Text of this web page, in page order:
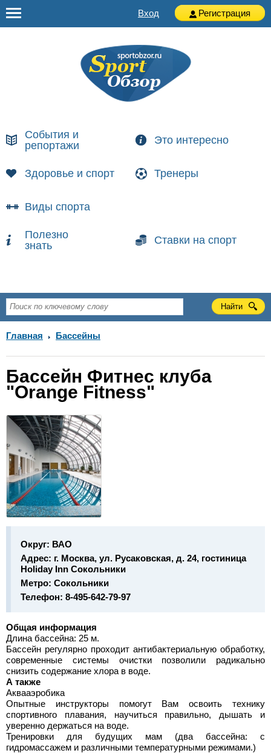
Вход Регистрация
События и
репортажи
Это интересно
Здоровье и спорт Тренеры
Виды спорта
Полезно
знать
Ставки на спорт
Главная Бассейны
Бассейн Фитнес клуба
"Orange Fitness"
Округ: ВАО
Адрес: г. Москва, ул. Русаковская, д. 24, гостиница
Holiday Inn Сокольники
Метро: Сокольники
Телефон: 8-495-642-79-97
Общая информация
Длина бассейна: 25 м.
Бассейн регулярно проходит антибактериальную обработку,
современные системы очистки позволили радикально
снизить содержание хлора в воде.
А также
Аквааэробика
Опытные инструкторы помогут Вам освоить технику
спортивного плавания, научиться правильно, дышать и
уверенно держаться на воде.
Тренировки для будущих мам (два бассейна: с
гидромассажем и различными температурными режимами.)